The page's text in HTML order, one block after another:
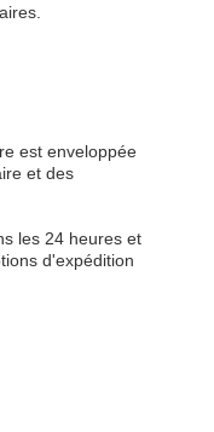
est enveloppée
et des
les 24 heures et
d'expédition